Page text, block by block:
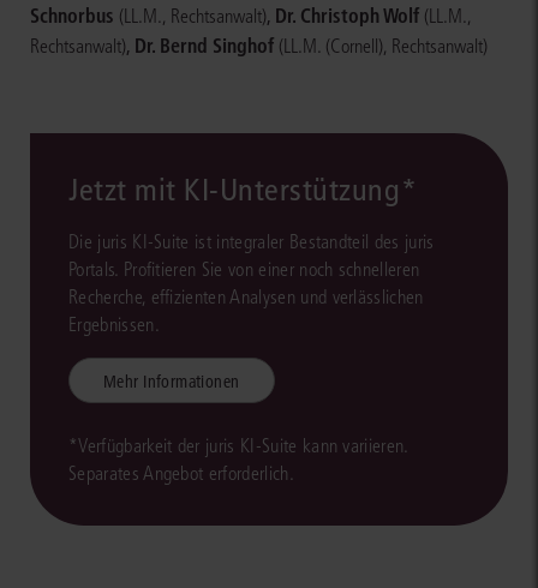
Schnorbus (LL.M., Rechtsanwalt), Dr. Christoph Wolf (LL.M.,
Rechtsanwalt), Dr. Bernd Singhof (LL.M. (Cornell), Rechtsanwalt)
Jetzt mit KI-Unterstützung*
Die juris KI-Suite ist integraler Bestandteil des juris
Portals. Profitieren Sie von einer noch schnelleren
Recherche, effizienten Analysen und verlässlichen
Ergebnissen.
Mehr Informationen
*Verfügbarkeit der juris KI-Suite kann variieren.
Separates Angebot erforderlich.